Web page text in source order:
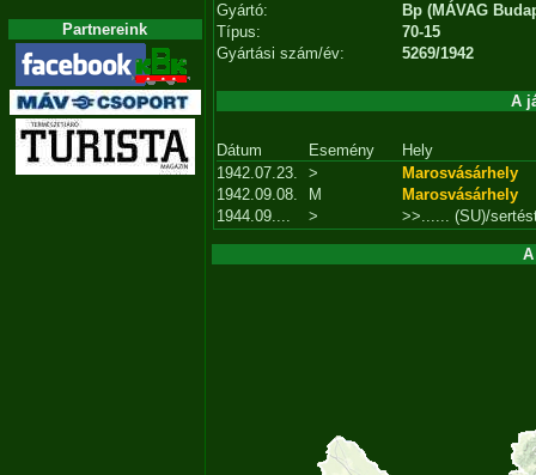
Partnereink
Gyártó:
Bp (MÁVAG
Típus:
70-15
Gyártási szám/év:
5269/1942
A
Dátum Esemény
Hely
1942.07.23.
>
Marosvásárhely
1942.09.08.
M
Marosvásárhely
1944.09....
> >>...... (SU)/